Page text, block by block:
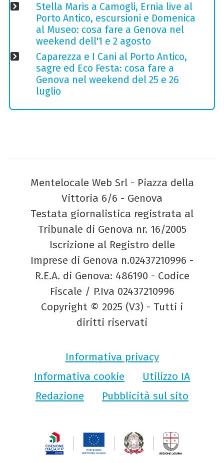
Stella Maris a Camogli, Ernia live al
Porto Antico, escursioni e Domenica
al Museo: cosa fare a Genova nel
weekend dell'1 e 2 agosto
Caparezza e I Cani al Porto Antico,
sagre ed Eco Festa: cosa fare a
Genova nel weekend del 25 e 26
luglio
Mentelocale Web Srl - Piazza della
Vittoria 6/6 - Genova
Testata giornalistica registrata al
Tribunale di Genova nr. 16/2005
Iscrizione al Registro delle
Imprese di Genova n.02437210996 -
R.E.A. di Genova: 486190 - Codice
Fiscale / P.Iva 02437210996
Copyright © 2025 (V3) - Tutti i
diritti riservati
Informativa privacy
Informativa cookie
Utilizzo IA
Redazione
Pubblicità sul sito